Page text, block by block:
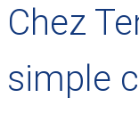
Chez
simple